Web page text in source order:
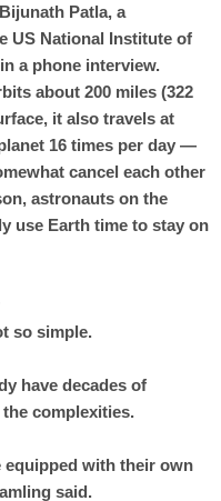
Patla, a
US National Institute of
a phone interview.
about 200 miles (322
it also travels at
16 times per day —
cancel each other
astronauts on the
use Earth time to stay on
so simple.
have decades of
complexities.
equipped with their own
said.